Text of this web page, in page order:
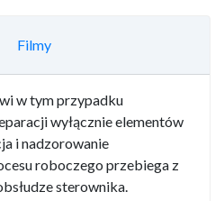
Filmy
w tym przypadku
wyłącznie elementów
i nadzorowanie
roboczego przebiega z
sterownika.